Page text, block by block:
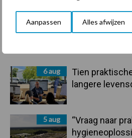
Aanpassen Alles afwijzen
6 aug
ForFarmers
marktaandeel
6 aug
Tien
langere
5 aug
“Vraag naar